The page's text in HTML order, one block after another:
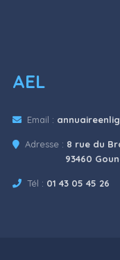
AEL
Email :
Adresse : 8 rue du
93460 Gounay
Tél : 01 43 05 45 26